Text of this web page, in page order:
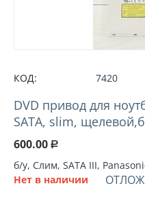
КОД: 7420
DVD привод для
SATA, slim,
600.00 Р
б/у, Слим, SATA III,
Нет в наличии